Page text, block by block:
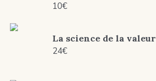
10€
La science de la valeur
24€